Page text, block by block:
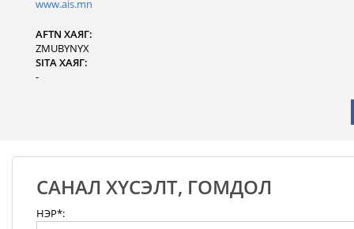
www.ais.mn
AFTN ХАЯГ:
ZMUBYNYX
SITA ХАЯГ:
-
САНАЛ ХҮСЭЛТ, ГОМДОЛ
НЭР*: